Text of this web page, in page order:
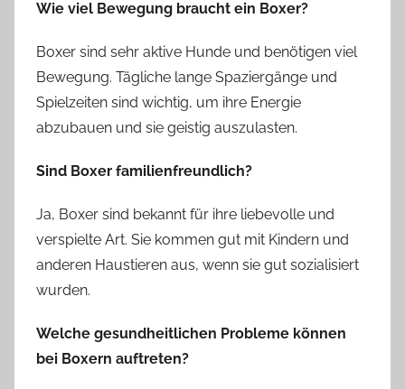
Wie viel Bewegung braucht ein Boxer?
Boxer sind sehr aktive Hunde und benötigen viel
Bewegung. Tägliche lange Spaziergänge und
Spielzeiten sind wichtig, um ihre Energie
abzubauen und sie geistig auszulasten.
Sind Boxer familienfreundlich?
Ja, Boxer sind bekannt für ihre liebevolle und
verspielte Art. Sie kommen gut mit Kindern und
anderen Haustieren aus, wenn sie gut sozialisiert
wurden.
Welche gesundheitlichen Probleme können
bei Boxern auftreten?